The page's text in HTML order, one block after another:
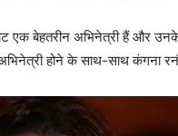
एक बेहतरीन अभिनेत्री हैं और
होने के साथ-साथ कंगना